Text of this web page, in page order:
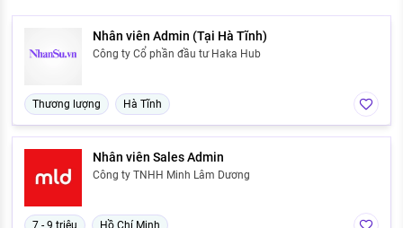
Nhân viên Admin (Tại Hà Tĩnh)
Công ty Cổ phần đầu tư Haka Hub
Thương lượng Hà Tĩnh
Nhân viên Sales Admin
Công ty TNHH Minh Lâm Dương